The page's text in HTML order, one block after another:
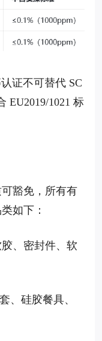
证不可替代 SC
EU2019/1021 标
豁免，所有有
如下：
、密封件、软
、硅胶餐具、